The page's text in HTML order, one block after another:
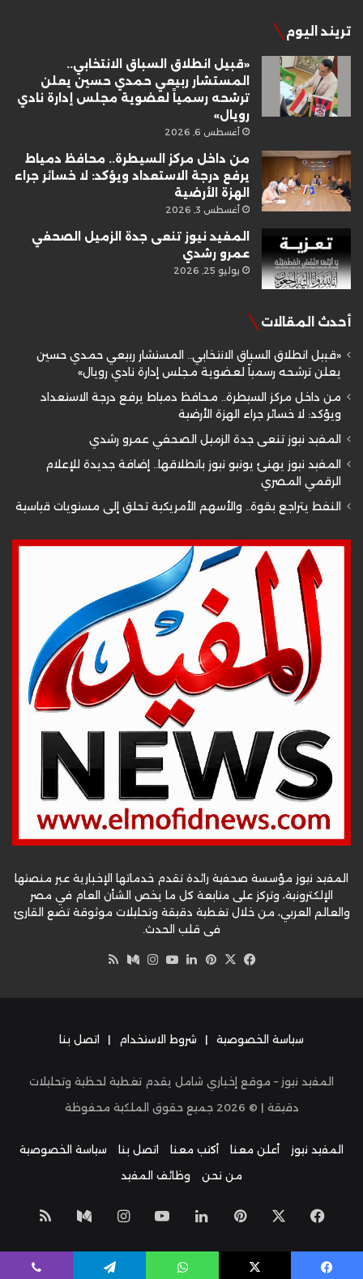
تريند اليوم
«قبيل انطلاق السباق الانتخابي..
المستشار ربيعي حمدي حسين يعلن
ترشحه رسمياً لعضوية مجلس إدارة نادي
رويال»
أغسطس 6, 2026
من داخل مركز السيطرة.. محافظ دمياط
يرفع درجة الاستعداد ويؤكد: لا خسائر جراء
الهزة الأرضية
أغسطس 3, 2026
المفيد نيوز تنعى جدة الزميل الصحفي
عمرو رشدي
يوليو 25, 2026
أحدث المقالات
«قبيل انطلاق السباق الانتخابي.. المستشار ربيعي حمدي حسين
يعلن ترشحه رسمياً لعضوية مجلس إدارة نادي رويال»
من داخل مركز السيطرة.. محافظ دمياط يرفع درجة الاستعداد
ويؤكد: لا خسائر جراء الهزة الأرضية
المفيد نيوز تنعى جدة الزميل الصحفي عمرو رشدي
المفيد نيوز يهنئ يونيو نيوز بانطلاقها.. إضافة جديدة للإعلام
الرقمي المصري
النفط يتراجع بقوة.. والأسهم الأمريكية تحلق إلى مستويات قياسية
المفيد نيوز مؤسسة صحفية رائدة تقدم خدماتها الإخبارية عبر منصتها
الإلكترونية، وتركز على متابعة كل ما يخص الشأن العام في مصر
والعالم العربي، من خلال تغطية دقيقة وتحليلات موثوقة تضع القارئ
في قلب الحدث.
فيسبوك
‫X بينتيريست
لينكدإن‫YouTube
انستقرام
وسط
سياسة الخصوصية | شروط الاستخدام | اتصل بنا
المفيد نيوز – موقع إخباري شامل يقدم تغطية لحظية وتحليلات
دقيقة | © 2026 جميع حقوق الملكية محفوظة
المفيد نيوز أعلن معنا أكتب معنا اتصل بنا
سياسة الخصوصية
من نحن
وظائف المفيد
فيسبوك بينتيريست
لينكدإن‫YouTube
انستقراموسط